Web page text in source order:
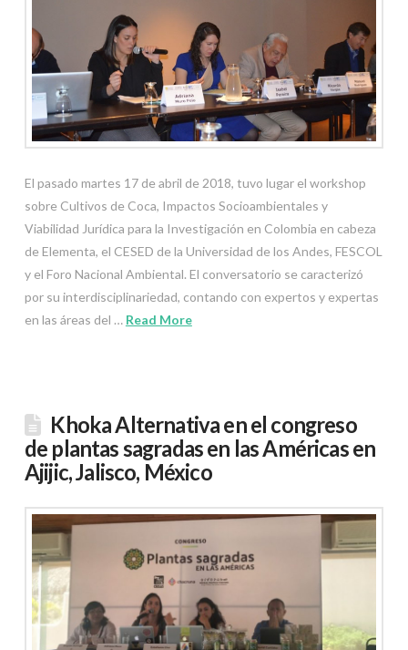
El pasado martes 17 de abril de 2018, tuvo lugar el workshop
sobre Cultivos de Coca, Impactos Socioambientales y
Viabilidad Jurídica para la Investigación en Colombia en cabeza
de Elementa, el CESED de la Universidad de los Andes, FESCOL
y el Foro Nacional Ambiental. El conversatorio se caracterizó
por su interdisciplinariedad, contando con expertos y expertas
en las áreas del … Read More
Khoka Alternativa en el congreso
de plantas sagradas en las Américas en
Ajijic, Jalisco, México